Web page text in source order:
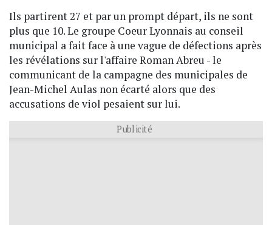
Ils partirent 27 et par un prompt départ, ils ne sont
plus que 10. Le groupe Coeur Lyonnais au conseil
municipal a fait face à une vague de défections après
les révélations sur l'affaire Roman Abreu - le
communicant de la campagne des municipales de
Jean-Michel Aulas non écarté alors que des
accusations de viol pesaient sur lui.
Publicité